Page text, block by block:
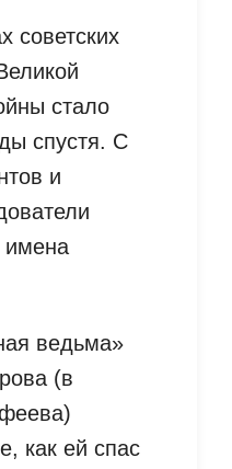
советских
стало
спустя. С
и
имена
ведьма»
(в
как ей спас